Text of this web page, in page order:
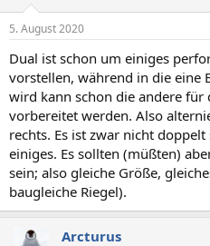
e
:
5. August 2020
Dual ist schon um einiges
vorstellen, während in die eine
wird kann schon die andere für
vorbereitet werden. Also
rechts. Es ist zwar nicht
einiges. Es sollten (müßten)
sein; also gleiche Größe,
baugleiche Riegel).
Arcturus